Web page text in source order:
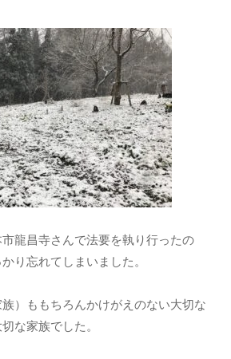
龍昌寺さんで法要を執り行ったの
り忘れてしまいました。
）ももちろんかけがえのない大切な
な家族でした。